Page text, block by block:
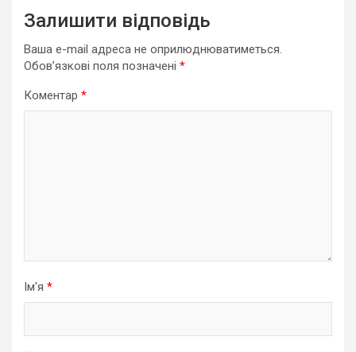
Залишити відповідь
Ваша e-mail адреса не оприлюднюватиметься.
Обов’язкові поля позначені *
Коментар *
Ім'я *